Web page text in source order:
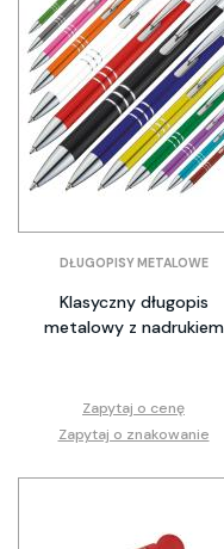
DŁUGOPISY METALOWE
Klasyczny długopis
metalowy z nadrukiem
Zapytaj o cenę
Zapytaj o znakowanie